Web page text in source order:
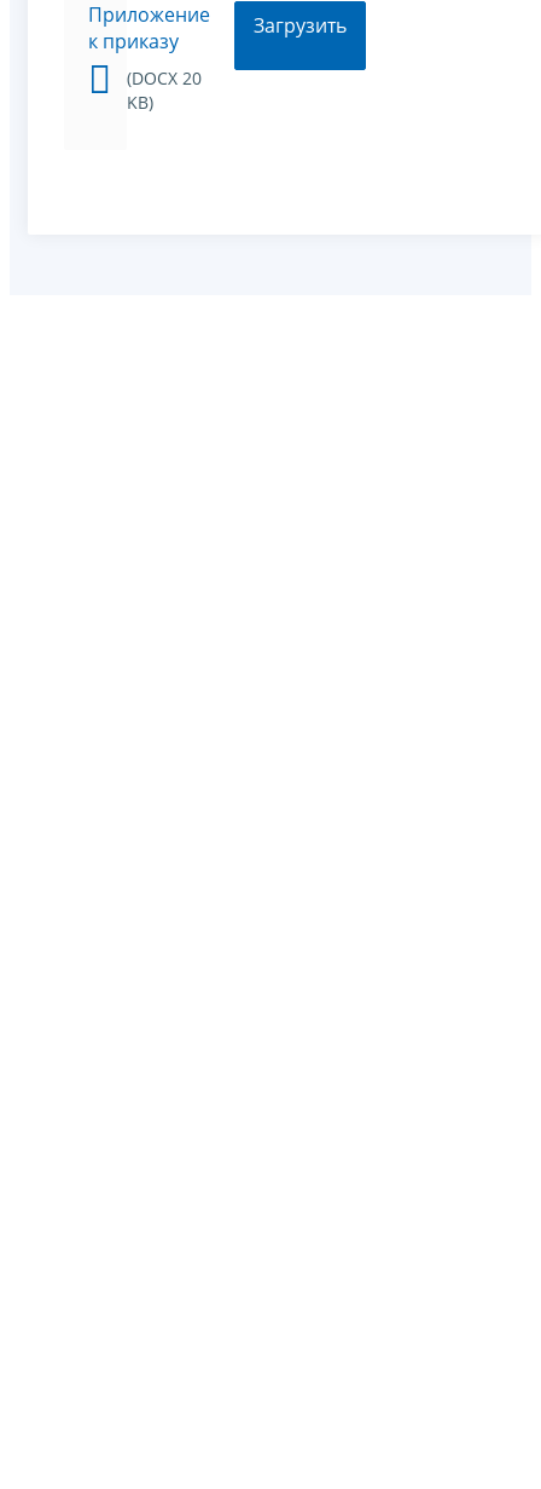
Приложение
к приказу
(DOCX 20
KB)
Загрузить